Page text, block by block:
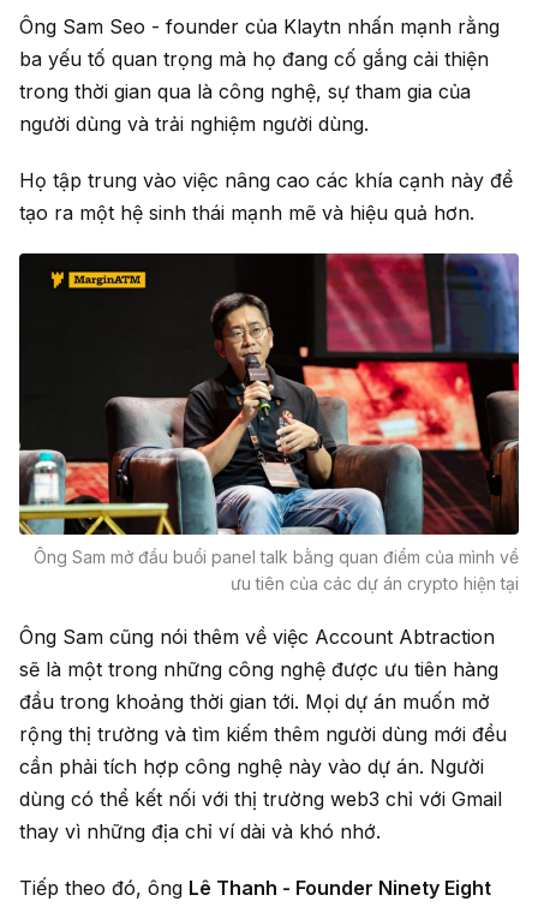
Ông Sam Seo - founder của Klaytn nhấn mạnh rằng
ba yếu tố quan trọng mà họ đang cố gắng cải thiện
trong thời gian qua là công nghệ, sự tham gia của
người dùng và trải nghiệm người dùng.
Họ tập trung vào việc nâng cao các khía cạnh này để
tạo ra một hệ sinh thái mạnh mẽ và hiệu quả hơn.
Ông Sam mở đầu buổi panel talk bằng quan điểm của mình về
ưu tiên của các dự án crypto hiện tại
Ông Sam cũng nói thêm về việc Account Abtraction
sẽ là một trong những công nghệ được ưu tiên hàng
đầu trong khoảng thời gian tới. Mọi dự án muốn mở
rộng thị trường và tìm kiếm thêm người dùng mới đều
cần phải tích hợp công nghệ này vào dự án. Người
dùng có thể kết nối với thị trường web3 chỉ với Gmail
thay vì những địa chỉ ví dài và khó nhớ.
Tiếp theo đó, ông Lê Thanh - Founder Ninety Eight